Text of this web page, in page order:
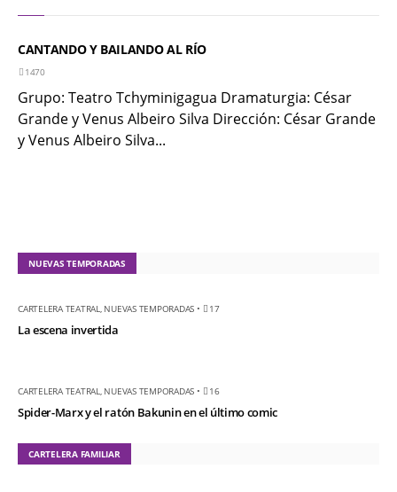
frailejón
KT :: |
el ratón Bakunin en el
último comic
KT :: | Diplomado
actual / 18 de agosto
de 2026
Torneo de
KT :: |XV Festival
Internacional de
Teatro Rosa
CANTANDO Y BAILANDO AL RÍO
1470
Grupo: Teatro Tchyminigagua Dramaturgia: César
Grande y Venus Albeiro Silva Dirección: César Grande
y Venus Albeiro Silva...
NUEVAS TEMPORADAS
CARTELERA TEATRAL, NUEVAS TEMPORADAS • 17
La escena invertida
CARTELERA TEATRAL, NUEVAS TEMPORADAS • 16
Spider-Marx y el ratón Bakunin en el último comic
CARTELERA FAMILIAR